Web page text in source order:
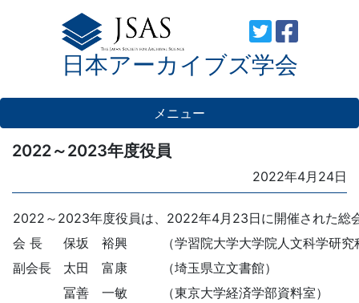
日本アーカイブズ学会
メニュー
2022～2023年度役員
Posted
on
2022年4月24日
2022～2023年度役員は、2022年4月23日に開催された総
会 長
保坂 裕興
（学習院大学大学院人文科学研
副会長
太田 富康
（埼玉県立文書館）
冨善 一敏
（東京大学経済学部資料室）